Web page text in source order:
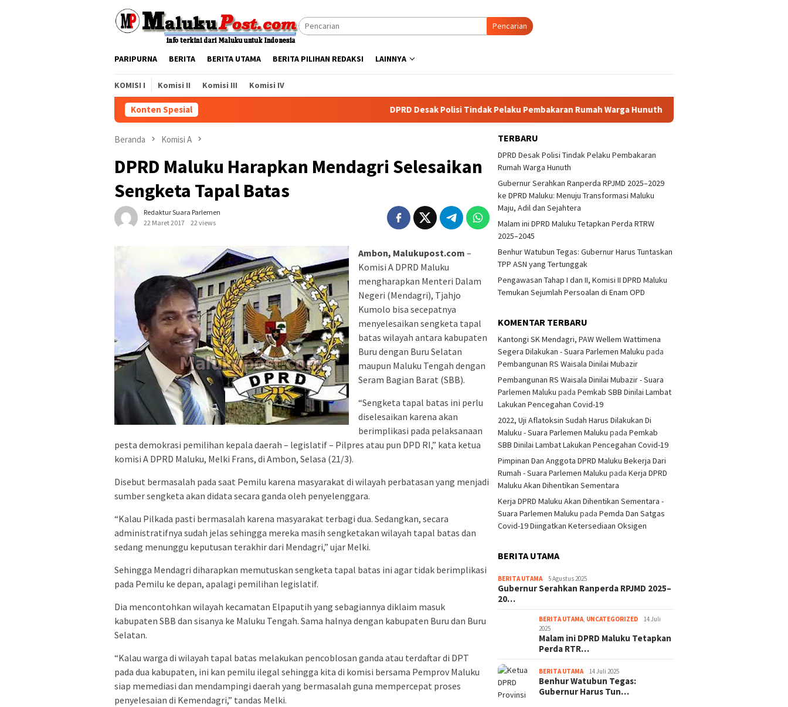
Pencarian
PARIPURNA BERITA BERITA UTAMA BERITA PILIHAN REDAKSI LAINNYA
KOMISI I Komisi II Komisi III Komisi IV
Konten Spesial DPRD Desak Polisi Tindak Pelaku Pembakaran Rumah Warga Hunuth
Beranda Komisi A
DPRD Maluku Harapkan Mendagri Selesaikan
Sengketa Tapal Batas
Redaktur Suara Parlemen
22 Maret 2017
22 views
Ambon, Malukupost.com –
Komisi A DPRD Maluku
mengharapkan Menteri Dalam
Negeri (Mendagri), Tjahjo
Kumolo bisa secepatnya
menyelesaikan sengketa tapal
batas wilayah antara kabupaten
Buru dengan Buru Selatan
maupun Maluku Tengah dengan
Seram Bagian Barat (SBB).
“Sengketa tapal batas ini perlu
diselesaikan karena akan
berimplikasi pada pelaksanaan
pesta demokrasi pemilihan kepala daerah – legislatif – Pilpres atau pun DPD RI,” kata ketua
komisi A DPRD Maluku, Melki Frans, di Ambon, Selasa (21/3).
Disebut bermasalah pada saat Pemilu karena masyarakat di wilayah perbatasan yang menjadi
sumber sengketa akan didata secara ganda oleh penyelenggara.
“Kalau Pilkada pasti bermasalah karena masyarakat terbagi dua. Sedangkan, secara
administratifnya sudah jelas sehingga mereka masih sengketakan wilayah tapal batas dan
sedang menunggu keputusan terakhir dari Mendagri,” ujar Melki.
Sehingga Mendagri diharapkan memutuskan sengketa tapal batas ini agar tidak berimplikasi
pada Pemilu ke depan, apalagi pemilihan legislatif.
Dia mencontohkan wilayah kecamatan Elpaputih yang sebagiannya diklaim masuk
kabupaten SBB dan sisanya ke Maluku Tengah. Sama halnya dengan kabupaten Buru dan Buru
Selatan.
“Kalau warga di wilayah tapal batas melakukan pencoblosan ganda atau terdaftar di DPT
pada dua kabupaten, ini kan pemilu ilegal sehingga kita di komisi bersama Pemprov Maluku
siap memediasi dan mendampingi daerah yang bermasalah guna mempercepat proses
penyelesaian di Kemendagri,” tandas Melki.
TERBARU
DPRD Desak Polisi Tindak Pelaku Pembakaran
Rumah Warga Hunuth
Gubernur Serahkan Ranperda RPJMD 2025–2029
ke DPRD Maluku: Menuju Transformasi Maluku
Maju, Adil dan Sejahtera
Malam ini DPRD Maluku Tetapkan Perda RTRW
2025–2045
Benhur Watubun Tegas: Gubernur Harus Tuntaskan
TPP ASN yang Tertunggak
Pengawasan Tahap I dan II, Komisi II DPRD Maluku
Temukan Sejumlah Persoalan di Enam OPD
KOMENTAR TERBARU
Kantongi SK Mendagri, PAW Wellem Wattimena
Segera Dilakukan - Suara Parlemen Maluku pada
Pembangunan RS Waisala Dinilai Mubazir
Pembangunan RS Waisala Dinilai Mubazir - Suara
Parlemen Maluku padaPemkab SBB Dinilai Lambat
Lakukan Pencegahan Covid-19
2022, Uji Aflatoksin Sudah Harus Dilakukan Di
Maluku - Suara Parlemen Maluku padaPemkab
SBB Dinilai Lambat Lakukan Pencegahan Covid-19
Pimpinan Dan Anggota DPRD Maluku Bekerja Dari
Rumah - Suara Parlemen Maluku padaKerja DPRD
Maluku Akan Dihentikan Sementara
Kerja DPRD Maluku Akan Dihentikan Sementara -
Suara Parlemen Maluku padaPemda Dan Satgas
Covid-19 Diingatkan Ketersediaan Oksigen
BERITA UTAMA
BERITA UTAMA 5 Agustus 2025
Gubernur Serahkan Ranperda RPJMD 2025–
20…
BERITA UTAMA, UNCATEGORIZED
14 Juli
2025
Malam ini DPRD Maluku Tetapkan
Perda RTR…
BERITA UTAMA 14 Juli 2025
Benhur Watubun Tegas:
Gubernur Harus Tun…